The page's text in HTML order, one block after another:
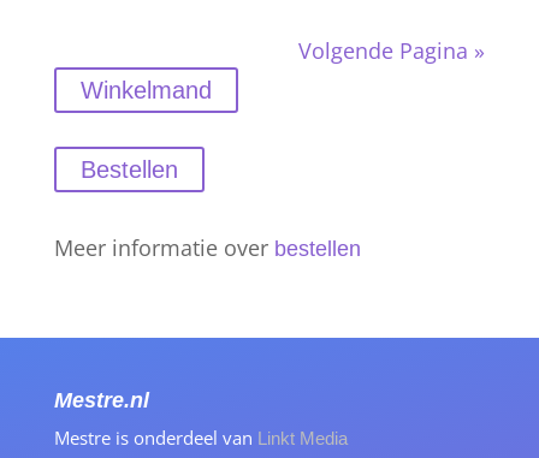
Volgende Pagina »
Winkelmand
Bestellen
Meer informatie over bestellen
Mestre.nl
Mestre is onderdeel van Linkt Media